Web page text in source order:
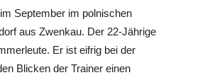
September im polnischen
aus Zwenkau. Der 22-Jährige
Er ist eifrig bei der
Blicken der Trainer einen